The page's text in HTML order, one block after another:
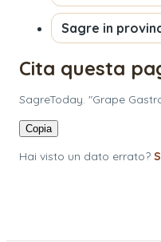
Sagre in
Cita questa
SagreToday. "Grape
Copia
Hai visto un dato errato?